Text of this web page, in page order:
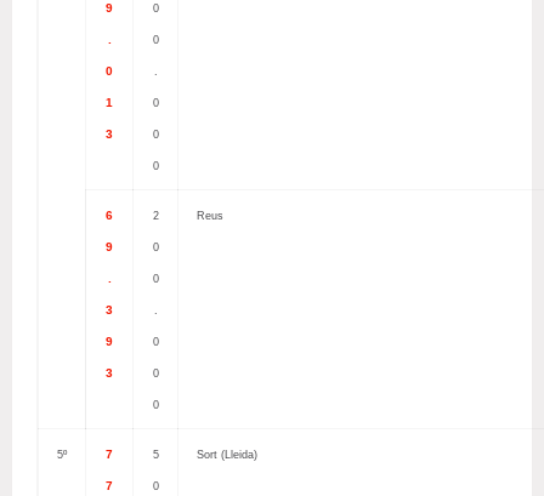
9
0
1
3
0
0
.
0
0
0
6
9
3
9
3
2
0
0
.
0
0
0
Reus
5º 7
7
5
0
Sort (Lleida)